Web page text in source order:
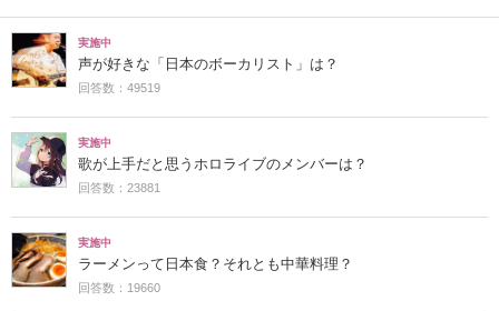
実施中
声が好きな「日本のボーカリスト」は？
回答数：49519
実施中
歌が上手だと思うホロライブのメンバーは？
回答数：23881
実施中
ラーメンって日本食？それとも中華料理？
回答数：19660